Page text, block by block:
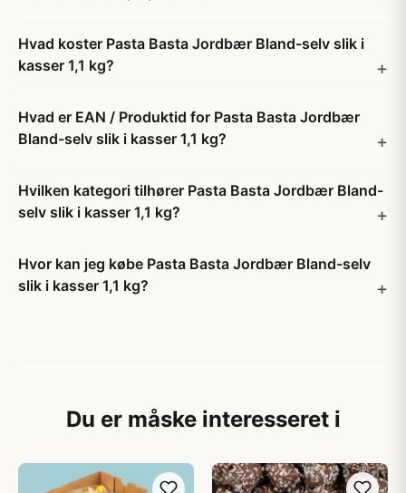
Hvad koster Pasta Basta Jordbær Bland-selv slik i
kasser 1,1 kg?
Hvad er EAN / Produktid for Pasta Basta Jordbær
Bland-selv slik i kasser 1,1 kg?
Hvilken kategori tilhører Pasta Basta Jordbær Bland-
selv slik i kasser 1,1 kg?
Hvor kan jeg købe Pasta Basta Jordbær Bland-selv
slik i kasser 1,1 kg?
Du er måske interesseret i